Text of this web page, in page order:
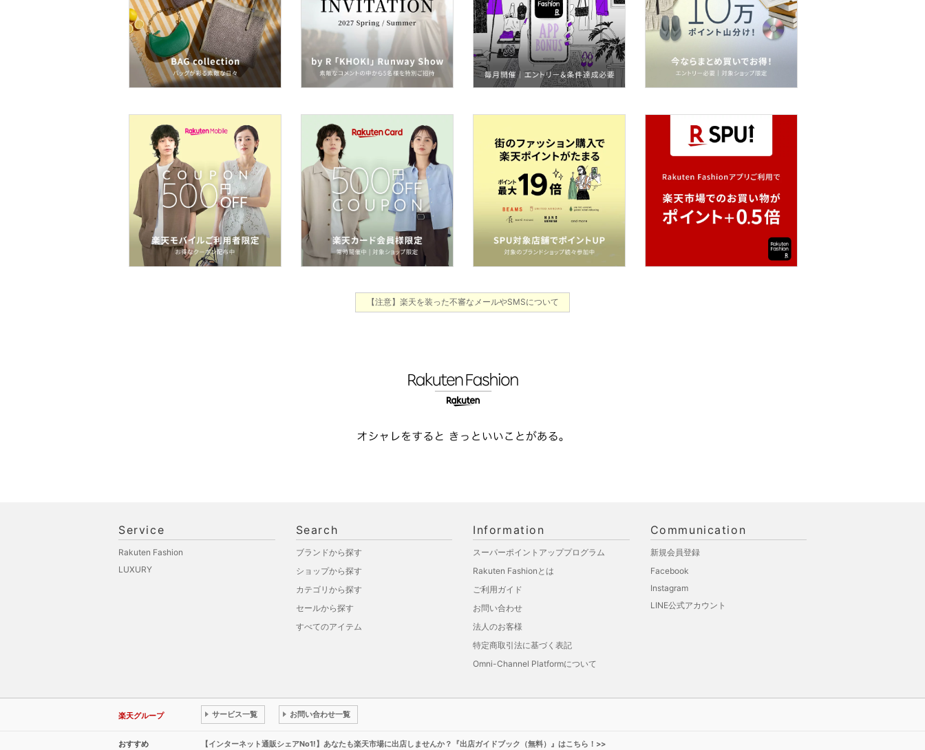
ヘアケア
フレグランス
メイク道具・美容器具
コフレ・キット・セット
食器・調理器具・キッチ
ン用品
スマホグッズ・オーディ
オ機器
スポーツ・アウトドア用
【注意】楽天を装った不審なメールやSMSについて
Service
Rakuten Fashion
LUXURY
Search
ブランドから探す
ショップから探す
カテゴリから探す
セールから探す
すべてのアイテム
Information
スーパーポイントアッププログラム
Rakuten Fashionとは
ご利用ガイド
お問い合わせ
法人のお客様
特定商取引法に基づく表記
Omni-Channel Platformについて
Communication
新規会員登録
Facebook
Instagram
LINE公式アカウント
楽天グループ サービス一覧 お問い合わせ一覧
おすすめ 【インターネット通販シェアNo1!】あなたも楽天市場に出店しませんか？『出店ガイドブック（無料）』はこちら！>>